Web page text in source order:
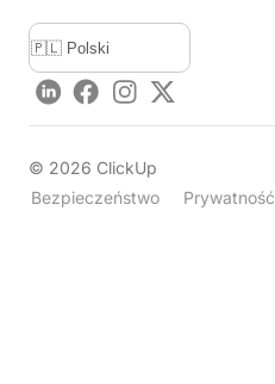
LinkedInFacebook
Instagram
Twitter
© 2026 ClickUp
Bezpieczeństwo
Prywatność